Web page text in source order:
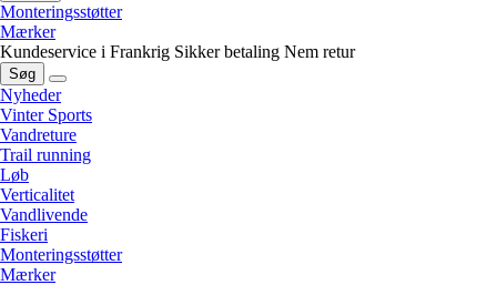
Monteringsstøtter
Mærker
Kundeservice i Frankrig Sikker betaling Nem retur
Søg
Nyheder
Vinter Sports
Vandreture
Trail running
Løb
Verticalitet
Vandlivende
Fiskeri
Monteringsstøtter
Mærker